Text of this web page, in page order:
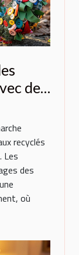
des
recyclés
Les
des
où